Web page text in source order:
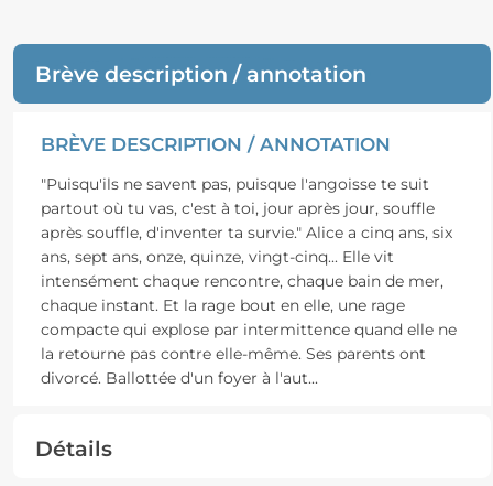
Brève description / annotation
BRÈVE DESCRIPTION / ANNOTATION
"Puisqu'ils ne savent pas, puisque l'angoisse te suit
partout où tu vas, c'est à toi, jour après jour, souffle
après souffle, d'inventer ta survie." Alice a cinq ans, six
ans, sept ans, onze, quinze, vingt-cinq... Elle vit
intensément chaque rencontre, chaque bain de mer,
chaque instant. Et la rage bout en elle, une rage
compacte qui explose par intermittence quand elle ne
la retourne pas contre elle-même. Ses parents ont
divorcé. Ballottée d'un foyer à l'aut...
Détails